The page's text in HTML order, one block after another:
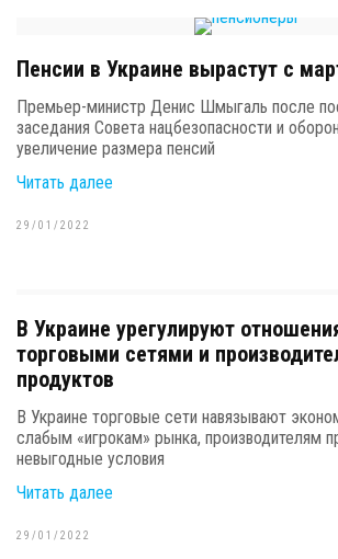
Пенсии в Украине вырастут с
Премьер-министр Денис Шмыгаль после
заседания Совета нацбезопасности и
увеличение размера пенсий
Читать далее
29/01/2022
В Украине урегулируют
торговыми сетями и
продуктов
В Украине торговые сети навязывают
слабым «игрокам» рынка, производителям
невыгодные условия
Читать далее
29/01/2022